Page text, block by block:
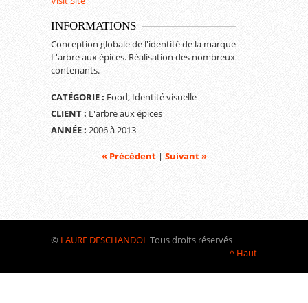
INFORMATIONS
Conception globale de l'identité de la marque
L'arbre aux épices. Réalisation des nombreux
contenants.
CATÉGORIE : Food, Identité visuelle
CLIENT : L'arbre aux épices
ANNÉE : 2006 à 2013
« Précédent| Suivant »
© LAURE DESCHANDOL Tous droits réservés
^ Haut